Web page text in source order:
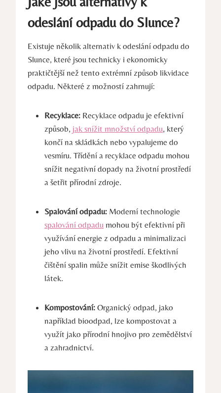
odeslání odpadu do Slunce?
Existuje několik alternativ k odeslání odpadu do
Slunce, které jsou technicky i ekonomicky
praktičtější než tento extrémní způsob likvidace
odpadu. Některé z možností zahrnují:
Recyklace: Recyklace odpadu je efektivní
způsob, jak snížit množství odpadu, který
končí na skládkách nebo vypalujeme do
vesmíru. Třídění a recyklace odpadu mohou
snížit negativní dopady na životní prostředí
a šetřit přírodní zdroje.
Spalování odpadu: Moderní technologie
spalování odpadu mohou být efektivní při
využívání energie z odpadu a minimalizaci
jeho vlivu na životní prostředí. Efektivní
čištění spalin může snížit emise škodlivých
látek.
Kompostování: Organický odpad, jako
například bioodpad, lze kompostovat a
využít jako přírodní hnojivo pro zemědělství
a zahradnictví.